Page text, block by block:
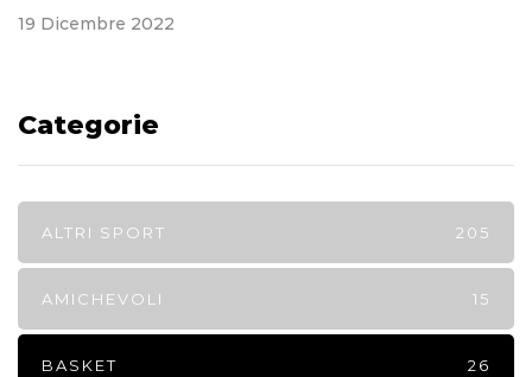
19 Dicembre 2022
Categorie
ALTRI SPORT 205
AMICHEVOLI 15
BASKET 26